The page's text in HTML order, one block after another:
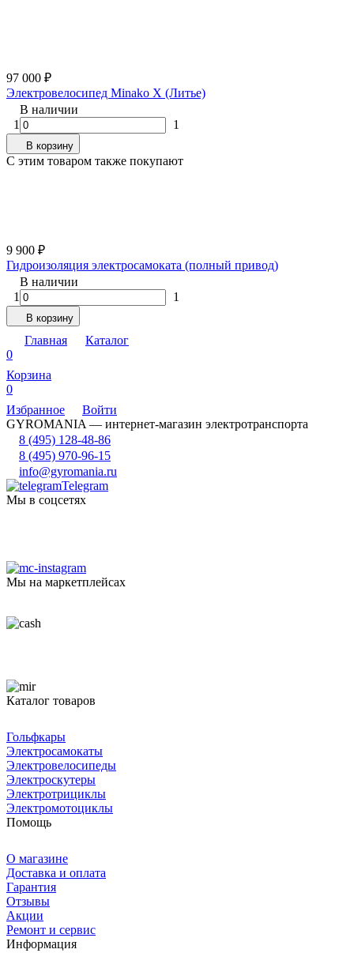
97 000 ₽
Электровелосипед Minako X (Литье)
В наличии
1
1
В корзину
C этим товаром также покупают
9 900 ₽
Гидроизоляция электросамоката (полный привод)
В наличии
1
1
В корзину
Главная
Каталог
0
Корзина
0
Избранное
Войти
GYROMANIA — интернет-магазин электротранспорта
8 (495) 128-48-86
8 (495) 970-96-15
info@gyromania.ru
Telegram
Мы в соцсетях
Мы на маркетплейсах
Каталог товаров
Гольфкары
Электросамокаты
Электровелосипеды
Электроскутеры
Электротрициклы
Электромотоциклы
Помощь
О магазине
Доставка и оплата
Гарантия
Отзывы
Акции
Ремонт и сервис
Информация